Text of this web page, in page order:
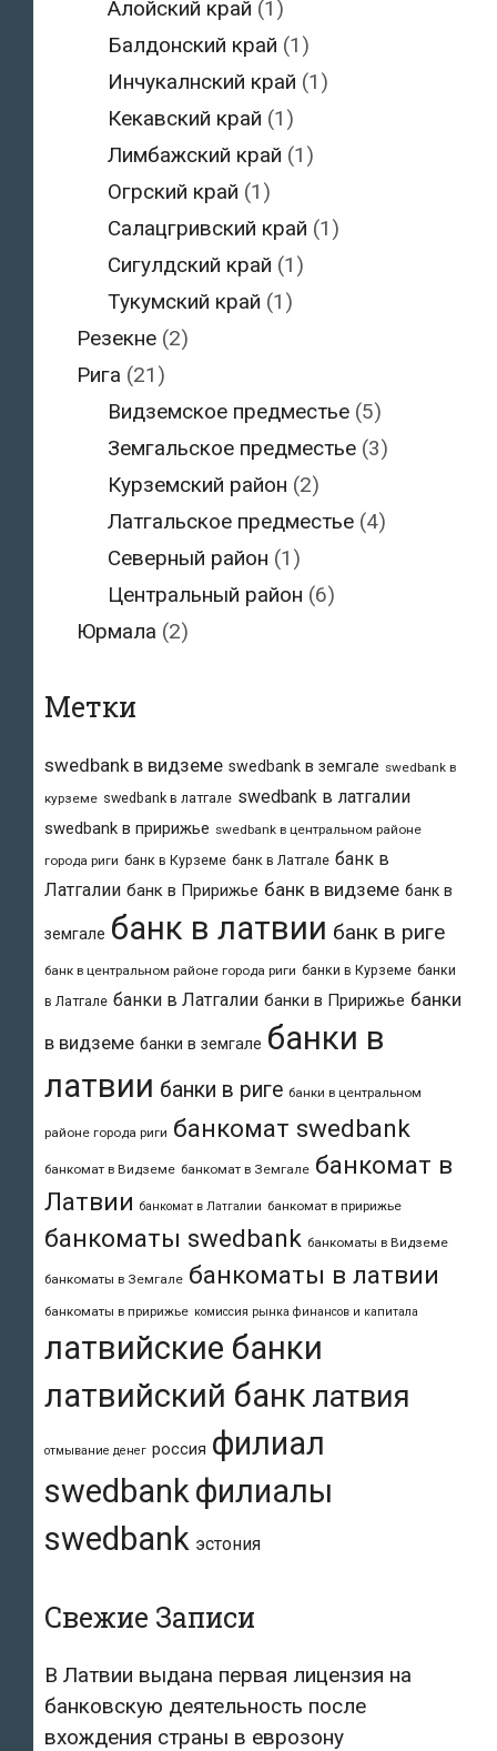
Алойский край (1)
Балдонский край (1)
Инчукалнский край (1)
Кекавский край (1)
Лимбажский край (1)
Огрский край (1)
Салацгривский край (1)
Сигулдский край (1)
Тукумский край (1)
Резекне(2)
Рига (21)
Видземское предместье (5)
Земгальское предместье (3)
Курземский район (2)
Латгальское предместье (4)
Северный район (1)
Центральный район (6)
Юрмала (2)
Метки
swedbank в видземе swedbank в земгале swedbank в
курземе swedbank в латгале swedbank в латгалии
swedbank в пририжье swedbank в центральном районе
города риги банк в Курземе банк в Латгале банк в
Латгалии банк в Пририжье банк в видземе банк в
земгале банк в латвии банк в риге
банк в центральном районе города риги банки в Курземе банки
в Латгале банки в Латгалии банки в Пририжье банки
в видземе банки в земгале банки в
латвии банки в риге банки в центральном
районе города риги банкомат swedbank
банкомат в Видземе банкомат в Земгале банкомат в
Латвии банкомат в Латгалии банкомат в пририжье
банкоматы swedbank банкоматы в Видземе
банкоматы в Земгале банкоматы в латвии
банкоматы в пририжье комиссия рынка финансов и капитала
латвийские банки
латвийский банк латвия
отмывание денег россия филиал
swedbankфилиалы
swedbank эстония
Свежие Записи
В Латвии выдана первая лицензия на
банковскую деятельность после
вхождения страны в еврозону